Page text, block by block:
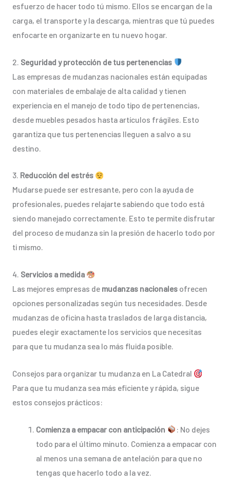
esfuerzo de hacer todo tú mismo. Ellos se encargan de la
carga, el transporte y la descarga, mientras que tú puedes
enfocarte en organizarte en tu nuevo hogar.
2. Seguridad y protección de tus pertenencias
Las empresas de mudanzas nacionales están equipadas
con materiales de embalaje de alta calidad y tienen
experiencia en el manejo de todo tipo de pertenencias,
desde muebles pesados hasta artículos frágiles. Esto
garantiza que tus pertenencias lleguen a salvo a su
destino.
3. Reducción del estrés
Mudarse puede ser estresante, pero con la ayuda de
profesionales, puedes relajarte sabiendo que todo está
siendo manejado correctamente. Esto te permite disfrutar
del proceso de mudanza sin la presión de hacerlo todo por
ti mismo.
4. Servicios a medida
Las mejores empresas de mudanzas nacionalesofrecen
opciones personalizadas según tus necesidades. Desde
mudanzas de oficina hasta traslados de larga distancia,
puedes elegir exactamente los servicios que necesitas
para que tu mudanza sea lo más fluida posible.
Consejos para organizar tu mudanza en La Catedral
Para que tu mudanza sea más eficiente y rápida, sigue
estos consejos prácticos:
Comienza a empacar con anticipación
: No dejes
todo para el último minuto. Comienza a empacar con
al menos una semana de antelación para que no
tengas que hacerlo todo a la vez.